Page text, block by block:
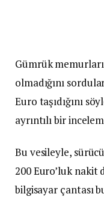
Gümrük
olmadığını
Euro taşıdığını
ayrıntılı bir
Bu vesileyle,
200 Euro’luk
bilgisayar çantası